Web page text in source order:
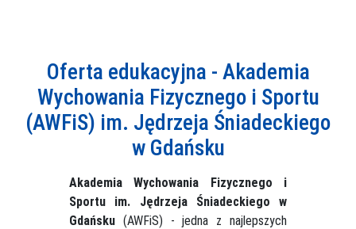
Oferta edukacyjna - Akademia
Wychowania Fizycznego i Sportu
(AWFiS) im. Jędrzeja Śniadeckiego
w Gdańsku
Akademia Wychowania Fizycznego i
Sportu im. Jędrzeja Śniadeckiego w
Gdańsku (AWFiS) - jedna z najlepszych